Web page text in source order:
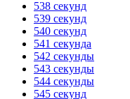
538 секунд
539 секунд
540 секунд
541 секунда
542 секунды
543 секунды
544 секунды
545 секунд